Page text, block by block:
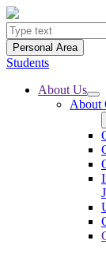
Personal Area
Students
About Us
About